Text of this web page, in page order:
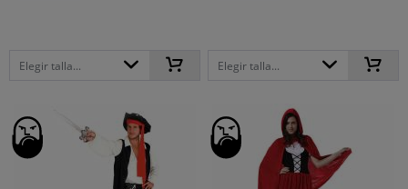
Elegir talla... Elegir talla...